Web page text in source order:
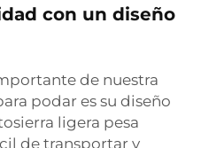
con un diseño
de nuestra
podar es su diseño
ligera pesa
de transportar y